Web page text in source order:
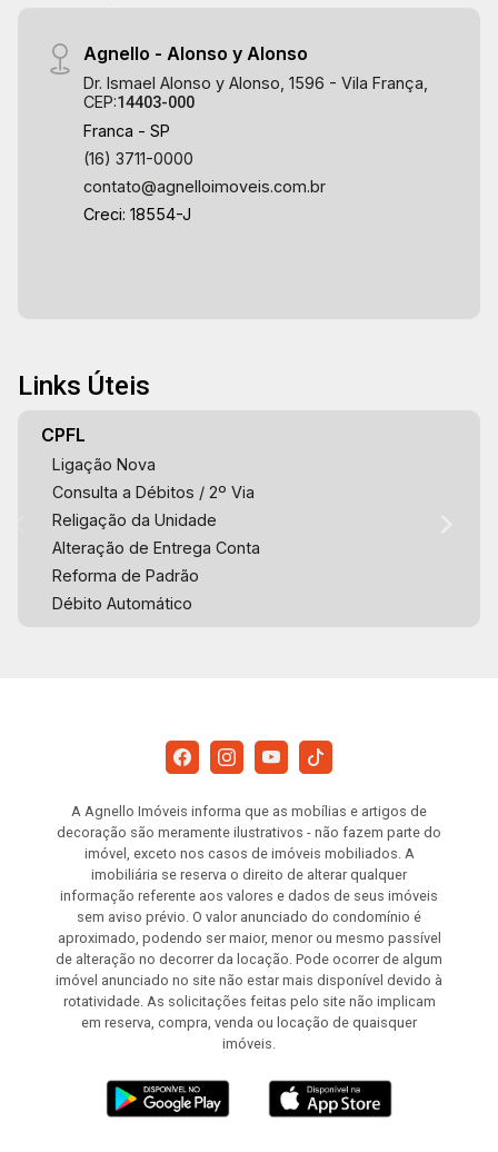
Agnello - Alonso y Alonso
Dr. Ismael Alonso y Alonso, 1596 - Vila França,
CEP:14403-000
Franca - SP
(16) 3711-0000
contato@agnelloimoveis.com.br
Creci: 18554-J
Links Úteis
CPFL
Ligação Nova
Consulta a Débitos / 2º Via
Religação da Unidade
Alteração de Entrega Conta
Reforma de Padrão
Débito Automático
A Agnello Imóveis informa que as mobílias e artigos de
decoração são meramente ilustrativos - não fazem parte do
imóvel, exceto nos casos de imóveis mobiliados. A
imobiliária se reserva o direito de alterar qualquer
informação referente aos valores e dados de seus imóveis
sem aviso prévio. O valor anunciado do condomínio é
aproximado, podendo ser maior, menor ou mesmo passível
de alteração no decorrer da locação. Pode ocorrer de algum
imóvel anunciado no site não estar mais disponível devido à
rotatividade. As solicitações feitas pelo site não implicam
em reserva, compra, venda ou locação de quaisquer
imóveis.